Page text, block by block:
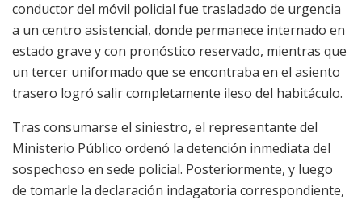
conductor del móvil policial fue trasladado de urgencia
a un centro asistencial, donde permanece internado en
estado grave y con pronóstico reservado, mientras que
un tercer uniformado que se encontraba en el asiento
trasero logró salir completamente ileso del habitáculo.
Tras consumarse el siniestro, el representante del
Ministerio Público ordenó la detención inmediata del
sospechoso en sede policial. Posteriormente, y luego
de tomarle la declaración indagatoria correspondiente,